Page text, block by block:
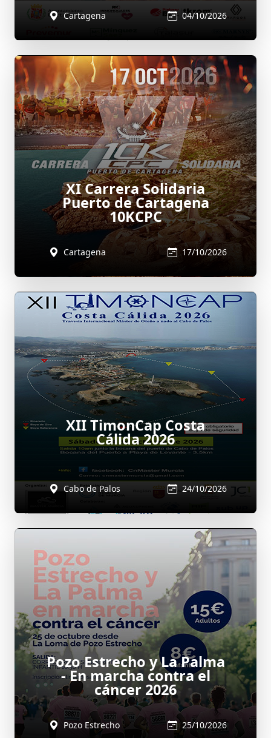
Cartagena 04/10/2026
XI Carrera Solidaria
Puerto de Cartagena
10KCPC
Cartagena 17/10/2026
XII TimonCap Costa
Cálida 2026
Cabo de Palos 24/10/2026
Pozo Estrecho y La Palma
- En marcha contra el
cáncer 2026
Pozo Estrecho 25/10/2026